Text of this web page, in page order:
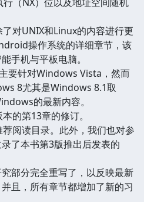
对UNIX和Linux的内容进行更
操作系统的详细章节，该
手机与平板电脑。
要针对Windows Vista，然而
8尤其是Windows 8.1取
的最新内容。
的第13章的修订。
阅读目录。此外，我们也对参
了本书第3版推出后发表的
部分完全重写了，以反映最新
且，所有章节都增加了新的习